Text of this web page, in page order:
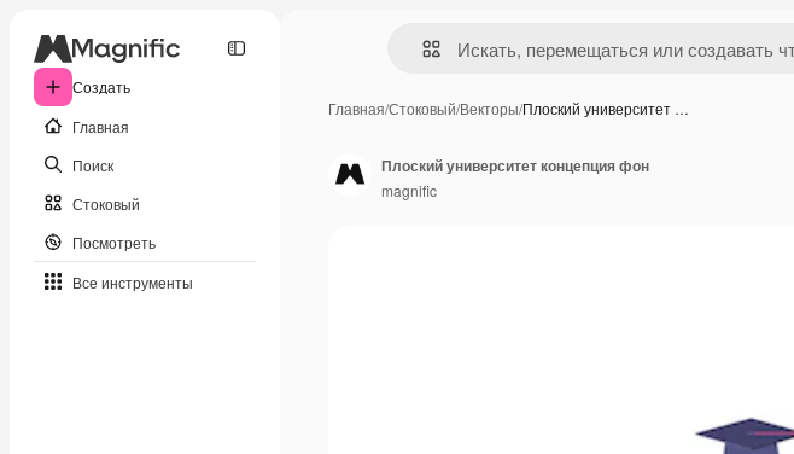
Создать
Главная
Поиск
Стоковый
Посмотреть
Все инструменты
Главная/Стоковый/Векторы/Плоский университет …
Плоский университет концепция фон
magnific